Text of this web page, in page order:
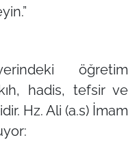
öğretim
hadis, tefsir ve
Hz. Ali (a.s) İmam